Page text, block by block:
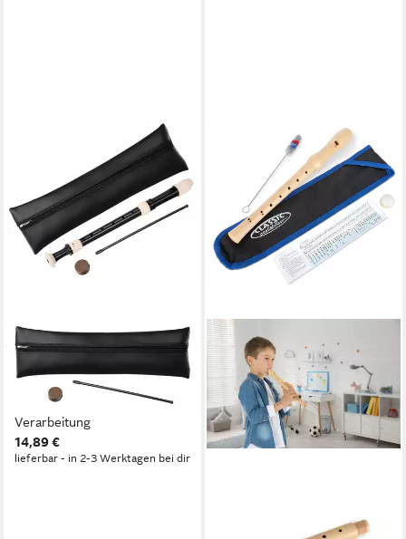
CLASSIC CANTABILE
Blockflöte Altflöte Barock (3-
teilige Konstruktion, schöne
Verarbeitung Barock, Schöne
Verarbeitung
14,89 €
lieferbar - in 2-3 Werktagen bei dir
CLASSIC CANTABILE